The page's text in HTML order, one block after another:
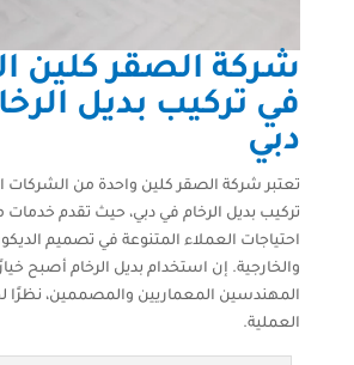
شركة الصقر كلين
في تركيب بديل
دبي
تعتبر شركة الصقر كلين واحدة من الشركات
تركيب بديل الرخام في دبي، حيث تقدم خدمات
احتياجات العملاء المتنوعة في تصميم
والخارجية. إن استخدام بديل الرخام أصبح
المهندسين المعماريين والمصممين، نظرًا
العملية.